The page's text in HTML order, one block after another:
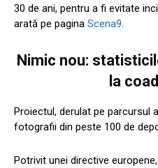
30 de ani, pentru a fi evitate
arată pe pagina Scena9.
Nimic nou:
la
Proiectul, derulat pe parcursul
fotografii din peste 100 de
Potrivit unei directive